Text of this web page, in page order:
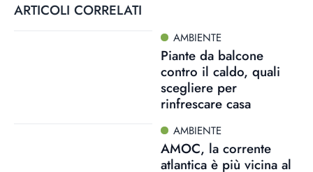
ARTICOLI CORRELATI
AMBIENTE
Piante da balcone
contro il caldo, quali
scegliere per
rinfrescare casa
AMBIENTE
AMOC, la corrente
atlantica è più vicina al